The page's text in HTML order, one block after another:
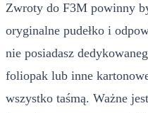
Zwroty do F3M powinny
oryginalne pudełko i
nie posiadasz
foliopak lub inne
wszystko taśmą. Ważne